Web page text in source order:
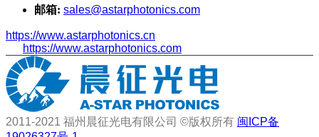
邮箱: sales@astarphotonics.com
https://www.astarphotonics.cn
https://www.astarphotonics.com
2011-2021 福州晨征光电有限公司 ©版权所有 闽ICP备